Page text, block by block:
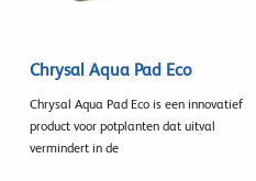
Chrysal Aqua Pad Eco
Chrysal Aqua Pad Eco is een innovatief
product voor potplanten dat uitval
vermindert in de